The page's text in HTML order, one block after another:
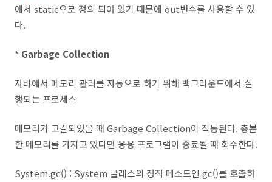
에서 static으로 정의 되어 있기 때문에 out변수를 사용할 수 있
다.
* Garbage Collection
자바에서 메모리 관리를 자동으로 하기 위해 백그라운드에서 실
행되는 프로세스
메모리가 고갈되었을 때 Garbage Collection이 작동된다. 충분
한 메모리를 가지고 있다면 응용 프로그램이 종료될 때 회수한다.
System.gc() : System 클래스의 정적 메소드인 gc()를 호출하